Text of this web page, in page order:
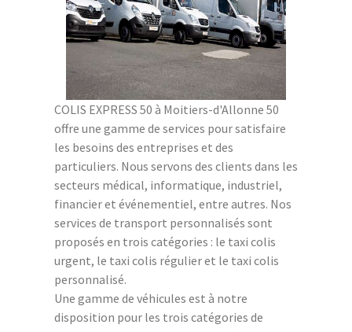
COLIS EXPRESS 50 à Moitiers-d'Allonne 50
offre une gamme de services pour satisfaire
les besoins des entreprises et des
particuliers. Nous servons des clients dans les
secteurs médical, informatique, industriel,
financier et événementiel, entre autres. Nos
services de transport personnalisés sont
proposés en trois catégories : le taxi colis
urgent, le taxi colis régulier et le taxi colis
personnalisé.
Une gamme de véhicules est à notre
disposition pour les trois catégories de